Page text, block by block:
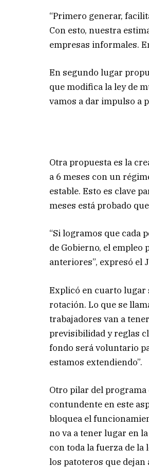
“Primero generar,
Con esto, nuestra
empresas informales.
En segundo lugar
que modifica la ley de
vamos a dar impulso a
Otra propuesta es la
a 6 meses con un
estable. Esto es clave
meses está probado
“Si logramos que cada
de Gobierno, el empleo
anteriores”, expresó el
Explicó en cuarto lugar
rotación. Lo que se
trabajadores van a
previsibilidad y reglas
fondo será voluntario
estamos extendiendo”.
Otro pilar del programa
contundente en este
bloquea el
no va a tener lugar en
con toda la fuerza de la
los patoteros que